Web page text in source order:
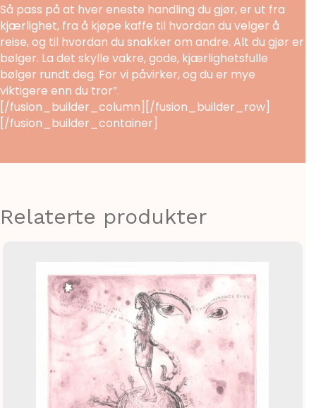
Så pass på at hver eneste handling du gjør, er ut fra
kjærlighet, fra å kjøpe kaffe til hvordan du velger å
reise, og til hvordan du snakker om andre. Alt du gjør er
bølger. La det skylle vakre, gode, kjærlighetsfulle
bølger rundt deg. For vi påvirker, og du er mye
viktigere enn du tror”.
[/fusion_builder_column][/fusion_builder_row]
[/fusion_builder_container]
Relaterte produkter